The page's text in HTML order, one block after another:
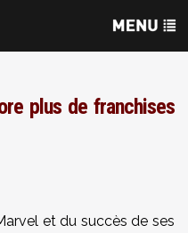
plus de franchises
et du succès de ses